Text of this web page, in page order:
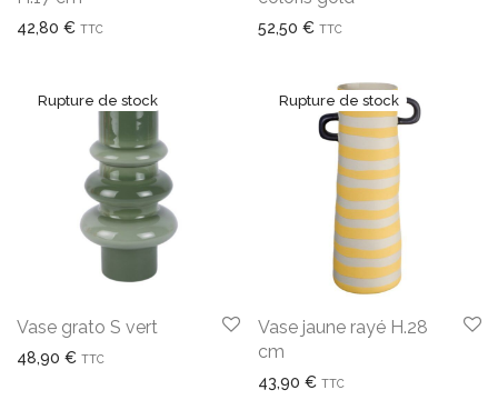
42,80 € TTC 52,50 € TTC
Vase grato S vert
48,90 € TTC
Vase jaune rayé H.28
cm
43,90 € TTC